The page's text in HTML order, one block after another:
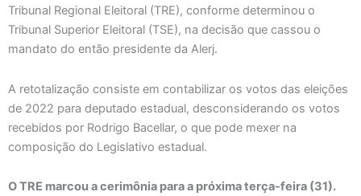
Tribunal Regional Eleitoral (TRE), conforme determinou o
Tribunal Superior Eleitoral (TSE), na decisão que cassou o
mandato do então presidente da Alerj.
A retotalização consiste em contabilizar os votos das eleições
de 2022 para deputado estadual, desconsiderando os votos
recebidos por Rodrigo Bacellar, o que pode mexer na
composição do Legislativo estadual.
O TRE marcou a cerimônia para a próxima terça-feira (31).